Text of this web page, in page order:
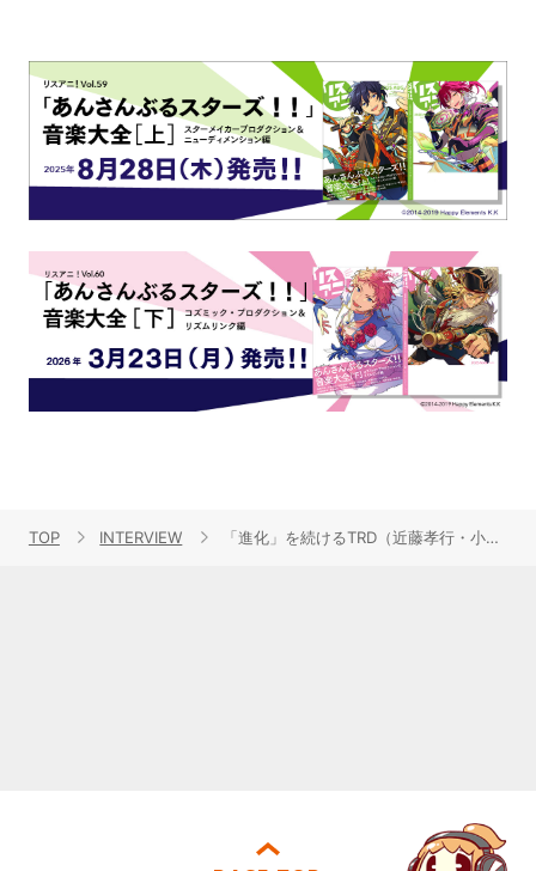
TOP INTERVIEW 「進化」を続けるTRD（近藤孝行・小野大輔）の現在と未来。『吸血鬼すぐ死ぬ２』EDテーマ「Cozy Crazy PARTY!」リリースインタビュー